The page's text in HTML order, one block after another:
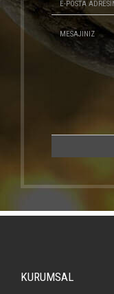
KURUMSAL